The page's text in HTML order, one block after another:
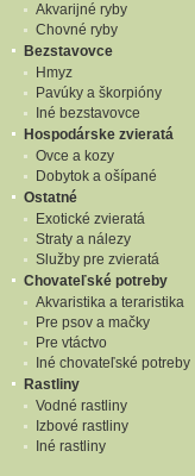
Akvarijné ryby
Chovné ryby
Bezstavovce
Hmyz
Pavúky a škorpióny
Iné bezstavovce
Hospodárske zvieratá
Ovce a kozy
Dobytok a ošípané
Ostatné
Exotické zvieratá
Straty a nálezy
Služby pre zvieratá
Chovateľské potreby
Akvaristika a teraristika
Pre psov a mačky
Pre vtáctvo
Iné chovateľské potreby
Rastliny
Vodné rastliny
Izbové rastliny
Iné rastliny